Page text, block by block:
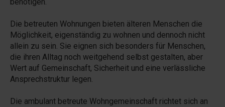
Die betreuten Wohnungen bieten älteren Menschen die
Möglichkeit, eigenständig zu wohnen und dennoch nicht
allein zu sein. Sie eignen sich besonders für Menschen,
die ihren Alltag noch weitgehend selbst gestalten, aber
Wert auf Gemeinschaft, Sicherheit und eine verlässliche
Ansprechstruktur legen.
Die ambulant betreute Wohngemeinschaft richtet sich an